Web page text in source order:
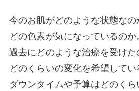
今のお肌がどのような状態なの
どの色素が気になっているのか
過去にどのような治療を受けた
どのくらいの変化を希望してい
ダウンタイムや予算はどのく